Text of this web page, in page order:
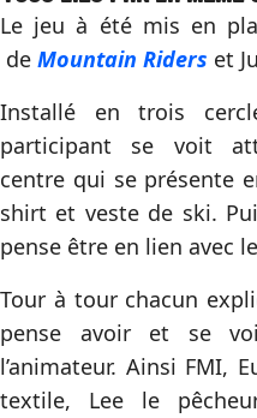
Le jeu à été mis en
de Mountain Riders et
Installé en trois
participant se voit
centre qui se présente
shirt et veste de ski.
pense être en lien avec
Tour à tour chacun
pense avoir et se
l’animateur. Ainsi FMI,
textile, Lee le